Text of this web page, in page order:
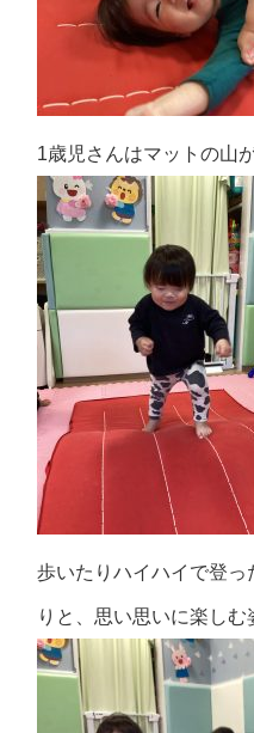
1歳児さんはマットの山
歩いたりハイハイで登
りと、思い思いに楽し